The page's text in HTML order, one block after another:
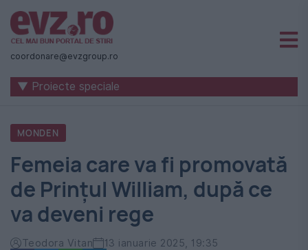
Știri
naționale
internaționale
România
-
Evenimentul
Zilei
coordonare@evzgroup.ro
▼ Proiecte speciale
MONDEN
Femeia care va fi promovată
de Prințul William, după ce
va deveni rege
Teodora Vitan 13 ianuarie 2025, 19:35